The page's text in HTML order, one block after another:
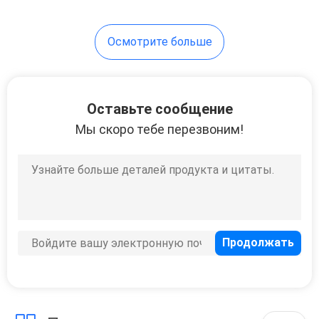
Наушник Bluetooth
беспроводной
наушники с
Осмотрите больше
Оставьте сообщение
Мы скоро тебе перезвоним!